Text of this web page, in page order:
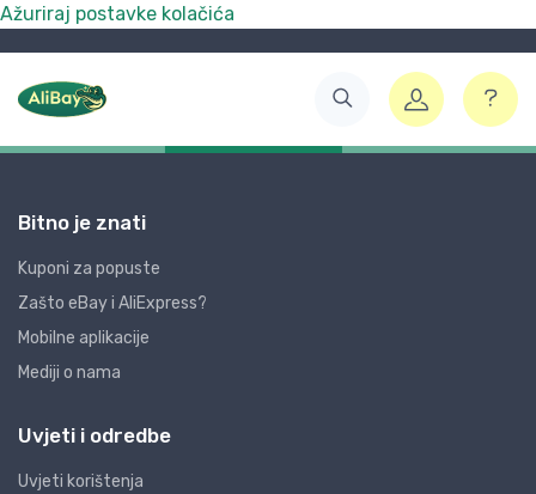
Ažuriraj postavke kolačića
Bitno je znati
Kuponi za popuste
Zašto eBay i AliExpress?
Mobilne aplikacije
Mediji o nama
Uvjeti i odredbe
Uvjeti korištenja